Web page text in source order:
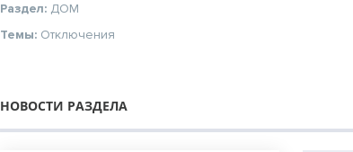
Раздел: ДОМ
Темы: Отключения
НОВОСТИ РАЗДЕЛА